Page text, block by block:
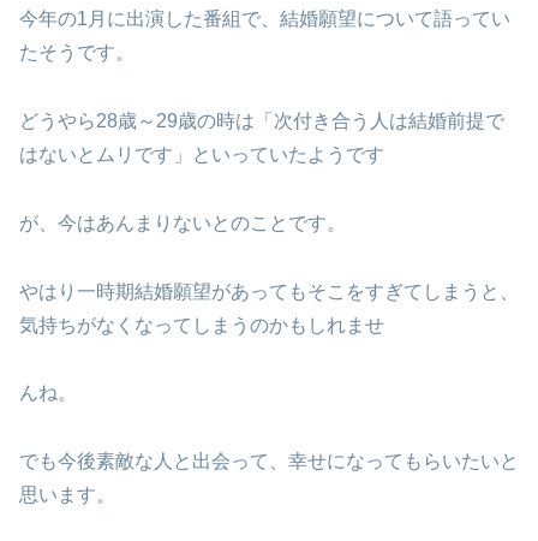
今年の1月に出演した番組で、結婚願望について語ってい
たそうです。
どうやら28歳～29歳の時は「次付き合う人は結婚前提で
はないとムリです」といっていたようです
が、今はあんまりないとのことです。
やはり一時期結婚願望があってもそこをすぎてしまうと、
気持ちがなくなってしまうのかもしれませ
んね。
でも今後素敵な人と出会って、幸せになってもらいたいと
思います。